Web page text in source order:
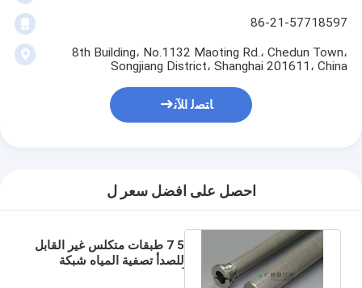
86-21-57718597
8th Building، No.1132 Maoting Rd.، Chedun Town،
Songjiang District، Shanghai 201611، China
ﺎﺘﺼﻟ ﺍﻶﻧ
احصل على افضل سعر ل
5 7 طبقات متكلس غير القابل
للصدأ تصفية المياه شبكة